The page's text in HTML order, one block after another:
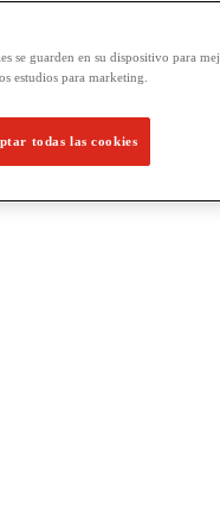
se guarden en su dispositivo para
estudios para marketing.
todas las cookies